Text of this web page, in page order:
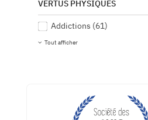
VERTUS PHYSIQUES
Addictions (61)
Tout afficher